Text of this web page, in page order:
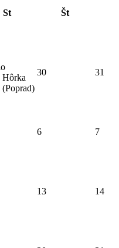
St Št
Hôrka
(Poprad)
30 31
6
7
13 14